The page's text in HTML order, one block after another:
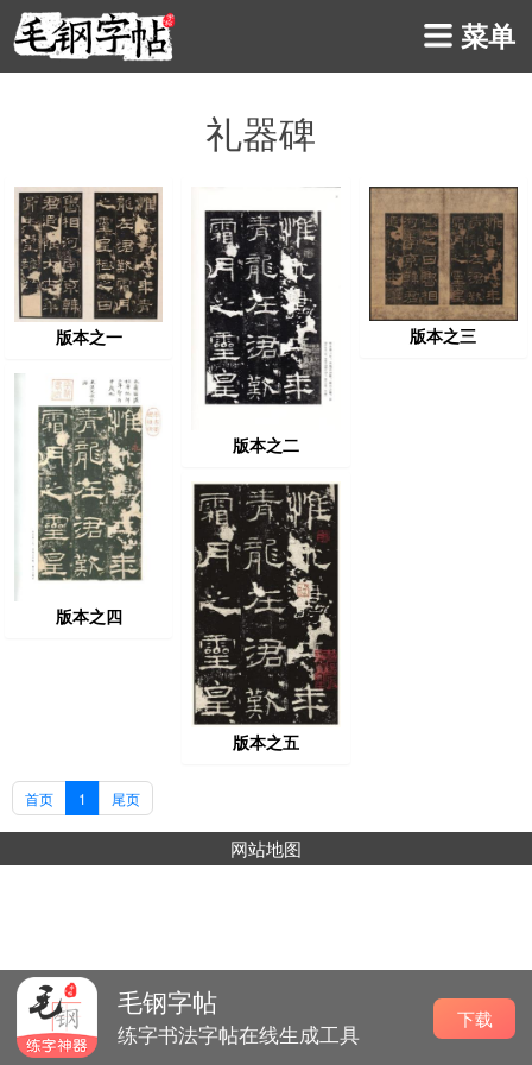
菜单
礼器碑
版本之一
版本之四
版本之二
版本之五
版本之三
首页 1 尾页
网站地图
毛钢字帖
练字书法字帖在线生成工具
下载